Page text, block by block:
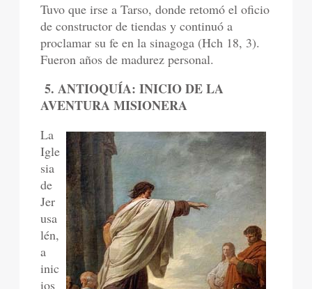
Tuvo que irse a Tarso, donde retomó el oficio
de constructor de tiendas y continuó a
proclamar su fe en la sinagoga (Hch 18, 3).
Fueron años de madurez personal.
5. ANTIOQUÍA: INICIO DE LA
AVENTURA MISIONERA
La
Igle
sia
de
Jer
usa
lén,
a
inic
ios